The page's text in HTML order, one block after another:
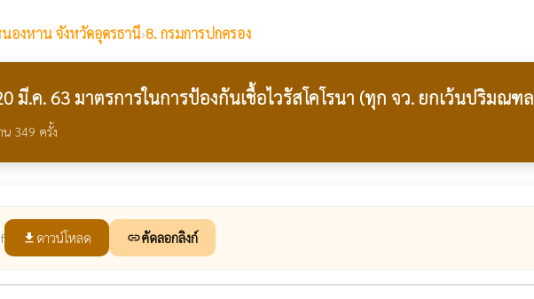
นองหาน จังหวัดอุดรธานี›8. กรมการปกครอง
มี.ค. 63 มาตรการในการป้องกันเชื้อไวรัสโคโรนา (ทุก จว. ยกเว้นปริมณฑล
น 349 ครั้ง
file_download ดาวน์โหลด linkคัดลอกลิงก์